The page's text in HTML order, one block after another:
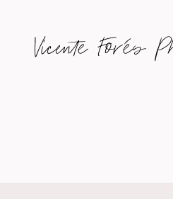
Vicente Forés